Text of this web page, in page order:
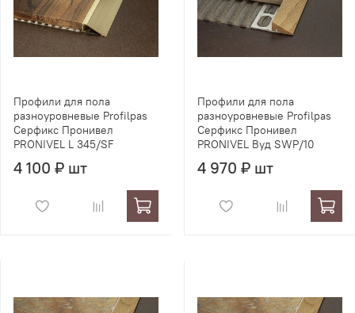
Профили для пола
разноуровневые Profilpas
Серфикс Пронивел
PRONIVEL L 345/SF
4 100 ₽ шт
Профили для пола
разноуровневые Profilpas
Серфикс Пронивел
PRONIVEL Вуд SWP/10
4 970 ₽ шт